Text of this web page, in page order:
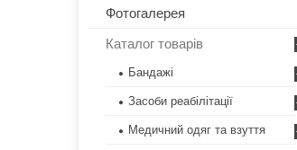
Фотогалерея
Каталог товарів
Бандажі
Засоби реабілітації
Медичний одяг та взуття